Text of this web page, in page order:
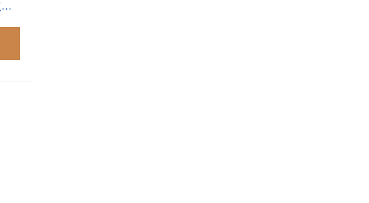
属猪人2026做小生意 属猪的人2026年适合做点什么生意